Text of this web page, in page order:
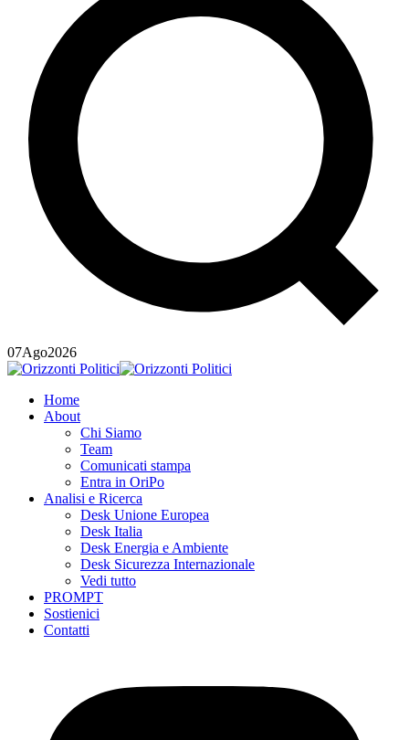
07Ago2026
Home
About
Chi Siamo
Team
Comunicati stampa
Entra in OriPo
Analisi e Ricerca
Desk Unione Europea
Desk Italia
Desk Energia e Ambiente
Desk Sicurezza Internazionale
Vedi tutto
PROMPT
Sostienici
Contatti